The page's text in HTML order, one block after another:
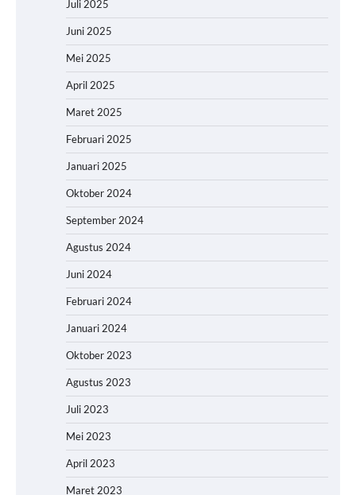
Juli 2025
Juni 2025
Mei 2025
April 2025
Maret 2025
Februari 2025
Januari 2025
Oktober 2024
September 2024
Agustus 2024
Juni 2024
Februari 2024
Januari 2024
Oktober 2023
Agustus 2023
Juli 2023
Mei 2023
April 2023
Maret 2023